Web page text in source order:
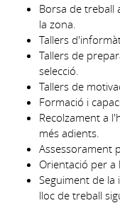
Borsa de treball
la zona.
Tallers
Tallers de
selecció.
Tallers de
Formació i
Recolzament a
més adients.
Assessorament
Orientació per a
Seguiment de
lloc de treball